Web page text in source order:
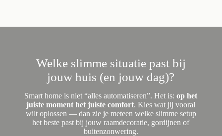
Welke slimme situatie past bij
jouw huis (en jouw dag)?
Smart home is niet “alles automatiseren”. Het is:op het
juiste moment het juiste comfort. Kies wat jij vooral
wilt oplossen — dan zie je meteen welke slimme setup
het beste past bij jouw raamdecoratie, gordijnen of
buitenzonwering.